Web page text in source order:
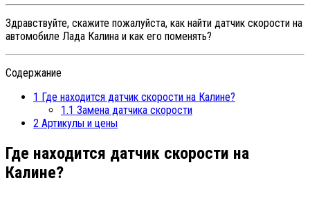
Здравствуйте, скажите пожалуйста, как найти датчик скорости на
автомобиле Лада Калина и как его поменять?
Содержание
1 Где находится датчик скорости на Калине?
1.1 Замена датчика скорости
2 Артикулы и цены
Где находится датчик скорости на
Калине?